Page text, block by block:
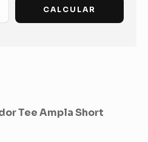
CALCULAR
Tee Ampla Short